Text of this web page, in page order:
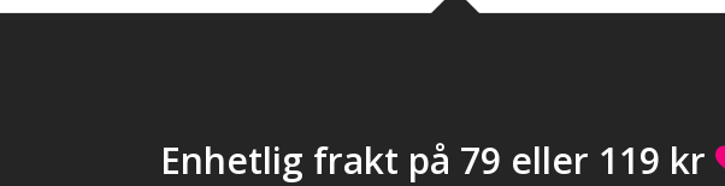
Enhetlig frakt på 79 eller 119 kr